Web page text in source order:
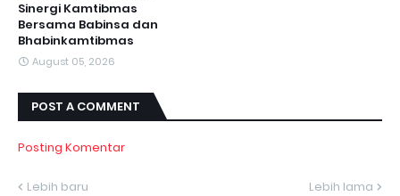
Sinergi Kamtibmas
Bersama Babinsa dan
Bhabinkamtibmas
August 05, 2026
POST A COMMENT
Posting Komentar
Lebih baru Lebih lama